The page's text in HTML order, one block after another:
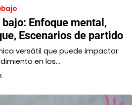
Enfoque mental,
Escenarios de partido
versátil que puede impactar
en los…